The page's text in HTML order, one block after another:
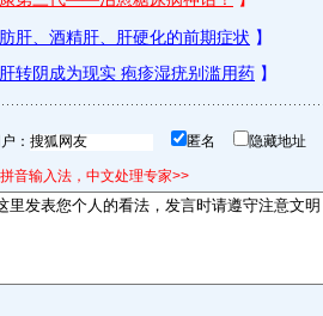
： 匿名 隐藏地址
音输入法，中文处理专家>>